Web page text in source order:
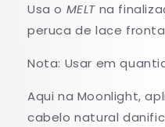
Usa o MELT na
peruca de lace
Nota: Usar em
Aqui na Moonlight,
cabelo natural